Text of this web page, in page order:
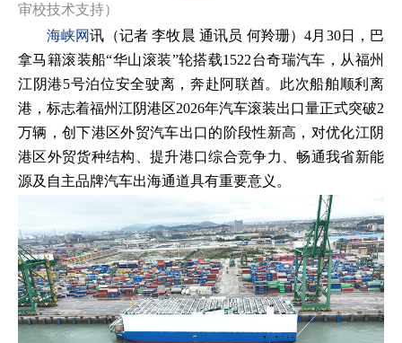
审校技术支持）
海峡网讯（记者 李牧晨 通讯员 何羚珊）4月30日，巴
拿马籍滚装船“华山滚装”轮搭载1522台奇瑞汽车，从福州
江阴港5号泊位安全驶离，奔赴阿联酋。此次船舶顺利离
港，标志着福州江阴港区2026年汽车滚装出口量正式突破2
万辆，创下港区外贸汽车出口的阶段性新高，对优化江阴
港区外贸货种结构、提升港口综合竞争力、畅通我省新能
源及自主品牌汽车出海通道具有重要意义。